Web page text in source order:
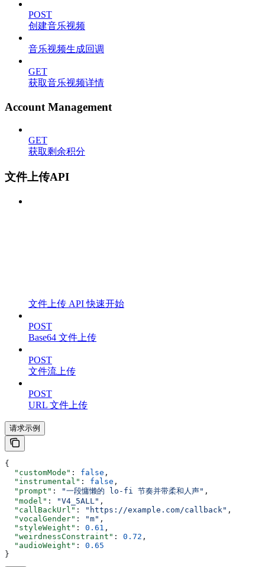
POST
创建音乐视频
音乐视频生成回调
GET
获取音乐视频详情
Account Management
GET
获取剩余积分
文件上传API
文件上传 API 快速开始
POST
Base64 文件上传
POST
文件流上传
POST
URL 文件上传
请求示例
{
  "customMode"
: false ,
  "instrumental"
: false ,
  "prompt"
: "一段慵懒的 lo-fi 节奏并带柔和人声" ,
  "model"
: "V4_5ALL" ,
  "callBackUrl"
: "https://example.com/callback" ,
  "vocalGender"
: "m" ,
  "styleWeight"
: 0.61 ,
  "weirdnessConstraint"
: 0.72 ,
  "audioWeight"
: 0.65
}